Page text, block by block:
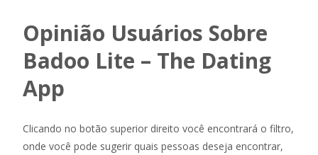
Opinião Usuários Sobre
Badoo Lite – The Dating
App
Clicando no botão superior direito você encontrará o filtro,
onde você pode sugerir quais pessoas deseja encontrar,